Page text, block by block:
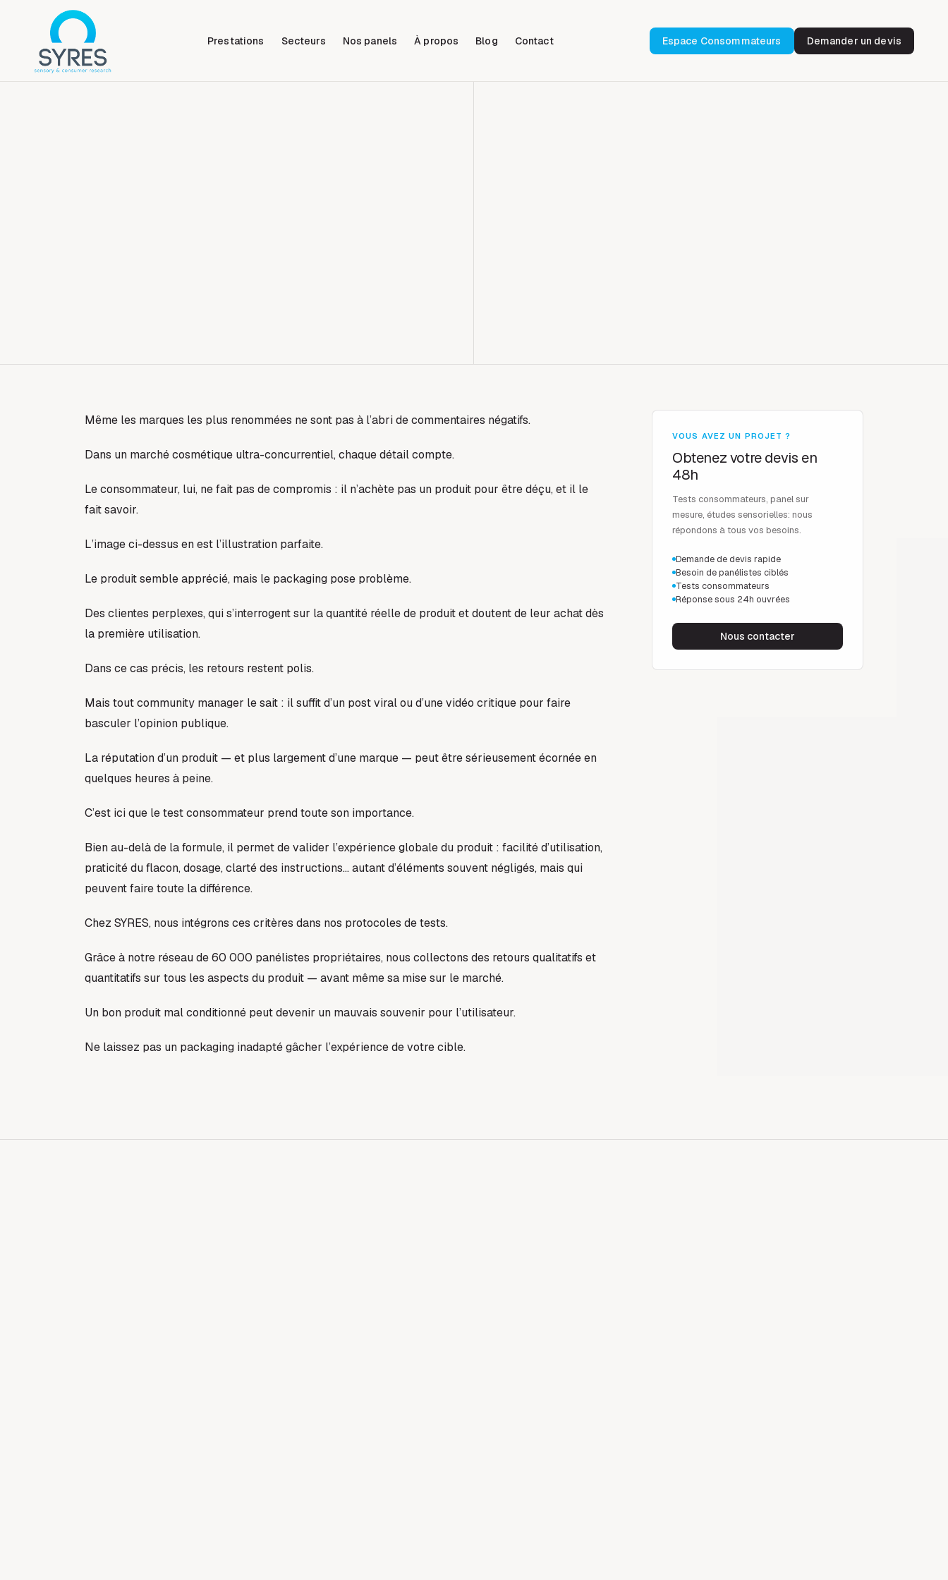
Prestations Secteurs Nos panels À propos Blog Contact Espace Consommateurs Demander un devis
Même les marques les plus renommées ne sont pas à l’abri de commentaires négatifs.
Dans un marché cosmétique ultra-concurrentiel, chaque détail compte.
Le consommateur, lui, ne fait pas de compromis : il n’achète pas un produit pour être déçu, et il le
fait savoir.
L’image ci-dessus en est l’illustration parfaite.
Le produit semble apprécié, mais le packaging pose problème.
Des clientes perplexes, qui s’interrogent sur la quantité réelle de produit et doutent de leur achat dès
la première utilisation.
Dans ce cas précis, les retours restent polis.
Mais tout community manager le sait : il suffit d’un post viral ou d’une vidéo critique pour faire
basculer l’opinion publique.
La réputation d’un produit — et plus largement d’une marque — peut être sérieusement écornée en
quelques heures à peine.
C’est ici que le test consommateur prend toute son importance.
Bien au-delà de la formule, il permet de valider l’expérience globale du produit : facilité d’utilisation,
praticité du flacon, dosage, clarté des instructions… autant d’éléments souvent négligés, mais qui
peuvent faire toute la différence.
Chez SYRES, nous intégrons ces critères dans nos protocoles de tests.
Grâce à notre réseau de 60 000 panélistes propriétaires, nous collectons des retours qualitatifs et
quantitatifs sur tous les aspects du produit — avant même sa mise sur le marché.
Un bon produit mal conditionné peut devenir un mauvais souvenir pour l’utilisateur.
Ne laissez pas un packaging inadapté gâcher l’expérience de votre cible.
VOUS AVEZ UN PROJET ?
Obtenez votre devis en
48h
Tests consommateurs, panel sur
mesure, études sensorielles: nous
répondons à tous vos besoins.
Demande de devis rapide
Besoin de panélistes ciblés
Tests consommateurs
Réponse sous 24h ouvrées
Nous contacter